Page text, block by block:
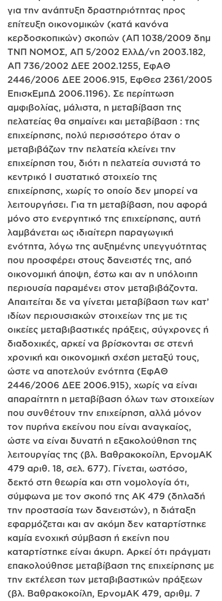
για την ανάπτυξη δραστηριότητας προς
επίτευξη οικονομικών (κατά κανόνα
κερδοσκοπικών) σκοπών (ΑΠ 1038/2009 δημ
ΤΝΠ ΝΟΜΟΣ, ΑΠ 5/2002 ΕλλΔ/νη 2003.182,
ΑΠ 736/2002 ΔΕΕ 2002.1255, ΕφΑΘ
2446/2006 ΔΕΕ 2006.915, ΕφΘεσ 2361/2005
ΕπισκΕμπΔ 2006.1196). Σε περίπτωση
αμφιβολίας, μάλιστα, η μεταβίβαση της
πελατείας θα σημαίνει και μεταβίβαση : της
επιχείρησης, πολύ περισσότερο όταν ο
μεταβιβάζων την πελατεία κλείνει την
επιχείρηση του, διότι η πελατεία συνιστά το
κεντρικό I συστατικό στοιχείο της
επιχείρησης, χωρίς το οποίο δεν μπορεί να
λειτουργήσει. Για τη μεταβίβαση, που αφορά
μόνο στο ενεργητικό της επιχείρησης, αυτή
λαμβάνεται ως ιδιαίτερη παραγωγική
ενότητα, λόγω της αυξημένης υπεγγυότητας
που προσφέρει στους δανειστές της, από
οικονομική άποψη, έστω και αν η υπόλοιπη
περιουσία παραμένει στον μεταβιβάζοντα.
Απαιτείται δε να γίνεται μεταβίβαση των κατ’
ιδίων περιουσιακών στοιχείων της με τις
οικείες μεταβιβαστικές πράξεις, σύγχρονες ή
διαδοχικές, αρκεί να βρίσκονται σε στενή
χρονική και οικονομική σχέση μεταξύ τους,
ώστε να αποτελούν ενότητα (ΕφΑΘ
2446/2006 ΔΕΕ 2006.915), χωρίς να είναι
απαραίτητη η μεταβίβαση όλων των στοιχείων
που συνθέτουν την επιχείρηση, αλλά μόνον
τον πυρήνα εκείνου που είναι αναγκαίος,
ώστε να είναι δυνατή η εξακολούθηση της
λειτουργίας της (βλ. Βαθρακοκοίλη, ΕρνομΑΚ
479 αριθ. 18, σελ. 677). Γίνεται, ωστόσο,
δεκτό στη θεωρία και στη νομολογία ότι,
σύμφωνα με τον σκοπό της ΑΚ 479 (δηλαδή
την προστασία των δανειστών), η διάταξη
εφαρμόζεται και αν ακόμη δεν καταρτίστηκε
καμία ενοχική σύμβαση ή εκείνη που
καταρτίστηκε είναι άκυρη. Αρκεί ότι πράγματι
επακολούθησε μεταβίβαση της επιχείρησης με
την εκτέλεση των μεταβιβαστικών πράξεων
(βλ. Βαθρακοκοίλη, ΕρνομΑΚ 479, αριθμ. 7